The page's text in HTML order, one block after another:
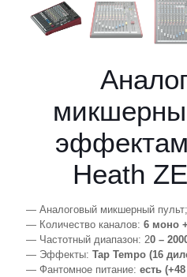
Heath
— Аналоговый микшерный пульт;
— Количество каналов: 6 моно
— Частотный диапазон: 20 –
— Эффекты: Tap Tempo (16
— Фантомное питание: есть